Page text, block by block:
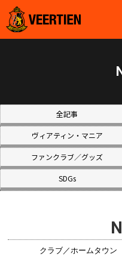
全記事
ヴィアティン・マニア
ファンクラブ／グッズ
SDGs
クラブ／ホームタウン